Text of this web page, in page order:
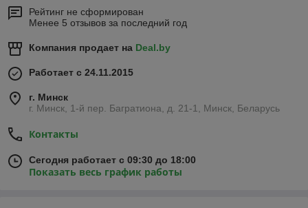
Рейтинг не сформирован
Менее 5 отзывов за последний год
Компания продает на Deal.by
Работает с 24.11.2015
г. Минск
г. Минск, 1-й пер. Багратиона, д. 21-1, Минск, Беларусь
Контакты
Сегодня работает с 09:30 до 18:00
Показать весь график работы